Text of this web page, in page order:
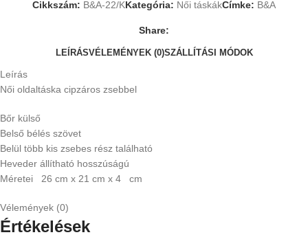
Cikkszám: B&A-22/KKategória: Női táskákCímke: B&A
Share:
LEÍRÁSVÉLEMÉNYEK (0)SZÁLLÍTÁSI MÓDOK
Leírás
Női oldaltáska cipzáros zsebbel
Bőr külső
Belső bélés szövet
Belül több kis zsebes rész található
Heveder állítható hosszúságú
Méretei 26 cm x 21 cm x 4 cm
Vélemények (0)
Értékelések